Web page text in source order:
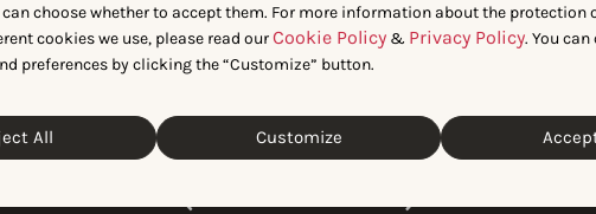
choose whether to accept them. For more information about the protection
cookies we use, please read ourCookie Policy & Privacy Policy. You
preferences by clicking the “Customize” button.
All Customize
のカーボンニ
(CNAA)